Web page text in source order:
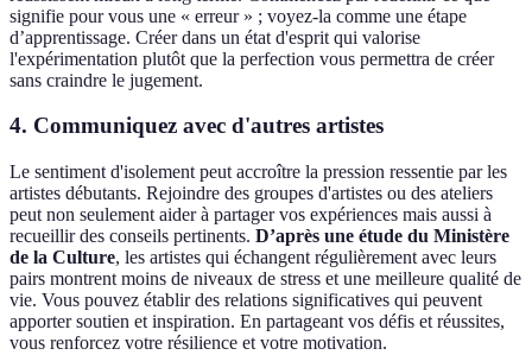
signifie pour vous une « erreur » ; voyez-la comme une étape
d’apprentissage. Créer dans un état d'esprit qui valorise
l'expérimentation plutôt que la perfection vous permettra de créer
sans craindre le jugement.
4. Communiquez avec d'autres artistes
Le sentiment d'isolement peut accroître la pression ressentie par les
artistes débutants. Rejoindre des groupes d'artistes ou des ateliers
peut non seulement aider à partager vos expériences mais aussi à
recueillir des conseils pertinents. D’après une étude du Ministère
de la Culture, les artistes qui échangent régulièrement avec leurs
pairs montrent moins de niveaux de stress et une meilleure qualité de
vie. Vous pouvez établir des relations significatives qui peuvent
apporter soutien et inspiration. En partageant vos défis et réussites,
vous renforcez votre résilience et votre motivation.